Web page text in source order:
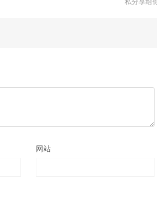
私分享给
网站